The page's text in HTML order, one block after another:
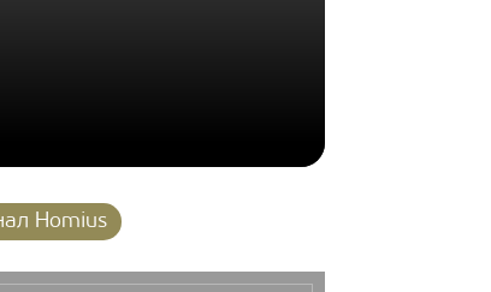
Homius